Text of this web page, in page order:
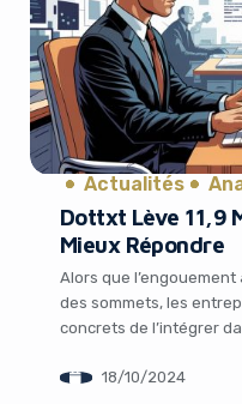
Actualités
Dottxt Lève 11,9
Mieux Répondre
Alors que
des sommets, les
concrets de l’intégrer
11,9 millions de dollars
18/10/2024